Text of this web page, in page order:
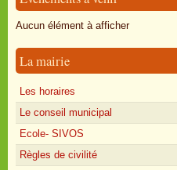
Oisly autrefois
Annonces
Aucun élément à afficher
La mairie
Les horaires
Le conseil municipal
Ecole- SIVOS
Règles de civilité